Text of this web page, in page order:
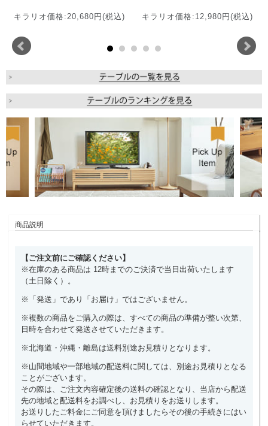
キラリオ価格:20,680円(税込) キラリオ価格:12,980円(税込)
商品説明
【ご注文前にご確認ください】
※在庫のある商品は 12時までのご決済で当日出荷いたします
（土日除く）。
※「発送」であり「お届け」ではございません。
※複数の商品をご購入の際は、すべての商品の準備が整い次第、
日時を合わせて発送させていただきます。
※北海道・沖縄・離島は送料別途お見積りとなります。
※山間地域や一部地域の配送料に関しては、別途お見積りとなる
ことがございます。
その際は、ご注文内容確定後の送料の確認となり、当店から配送
先の地域と配送料をお調べし、お見積りをお送りします。
お送りしたご料金にご同意を頂けましたらその後の手続きにはい
らせていただきます。